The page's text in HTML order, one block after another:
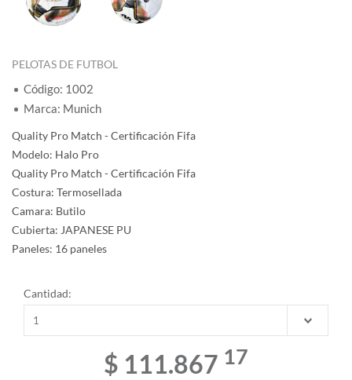
PELOTAS DE FUTBOL
Código: 1002
Marca: Munich
Quality Pro Match - Certificación Fifa
Modelo: Halo Pro
Quality Pro Match - Certificación Fifa
Costura: Termosellada
Camara: Butilo
Cubierta: JAPANESE PU
Paneles: 16 paneles
Cantidad:
$ 111.867 17